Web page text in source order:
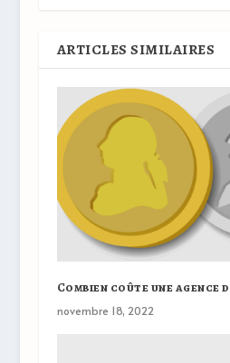
ARTICLES SIMILAIRES
Combien coûte une agence
novembre 18, 2022